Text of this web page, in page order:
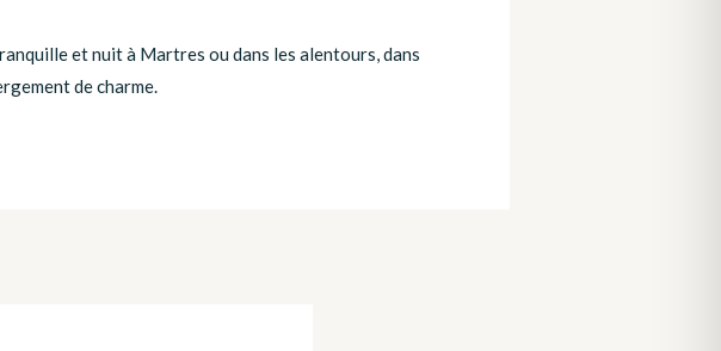
et nuit à Martres ou dans les alentours, dans
de charme.